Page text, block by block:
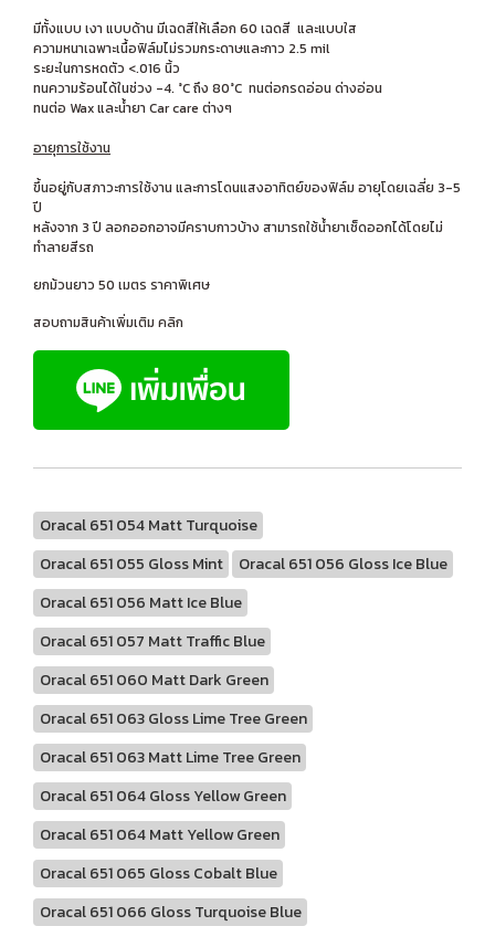
มีทั้งแบบ เงา แบบด้าน มีเฉดสีให้เลือก 60 เฉดสี และแบบใส
ความหนาเฉพาะเนื้อฟิล์มไม่รวมกระดาษและกาว 2.5 mil
ระยะในการหดตัว <.016 นิ้ว
ทนความร้อนได้ในช่วง -4. °C ถึง 80°C ทนต่อกรดอ่อน ด่างอ่อน
ทนต่อ Wax และน้ำยา Car care ต่างๆ
อายุการใช้งาน
ขึ้นอยู่กับสภาวะการใช้งาน และการโดนแสงอาทิตย์ของฟิล์ม อายุโดยเฉลี่ย 3-5
ปี
หลังจาก 3 ปี ลอกออกอาจมีคราบกาวบ้าง สามารถใช้น้ำยาเช็ดออกได้โดยไม่
ทำลายสีรถ
ยกม้วนยาว 50 เมตร ราคาพิเศษ
สอบถามสินค้าเพิ่มเติม คลิก
Oracal 651 054 Matt Turquoise
Oracal 651 055 Gloss Mint
Oracal 651 056 Gloss Ice Blue
Oracal 651 056 Matt Ice Blue
Oracal 651 057 Matt Traffic Blue
Oracal 651 060 Matt Dark Green
Oracal 651 063 Gloss Lime Tree Green
Oracal 651 063 Matt Lime Tree Green
Oracal 651 064 Gloss Yellow Green
Oracal 651 064 Matt Yellow Green
Oracal 651 065 Gloss Cobalt Blue
Oracal 651 066 Gloss Turquoise Blue